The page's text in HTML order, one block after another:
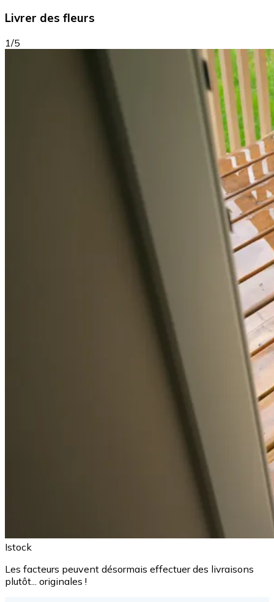
Livrer des fleurs
1/5
Istock
Les facteurs peuvent désormais effectuer des livraisons
plutôt... originales !